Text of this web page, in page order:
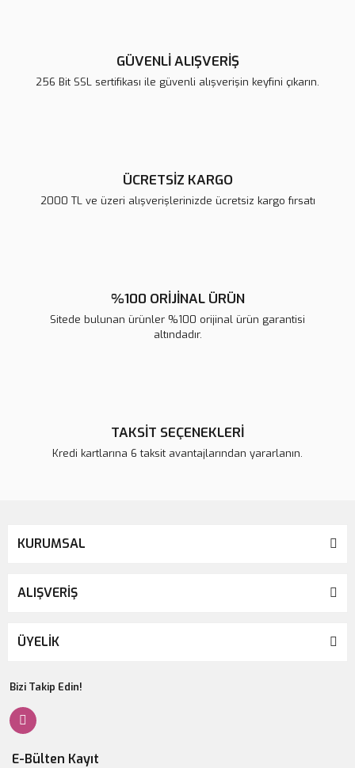
Ürün açıklamasında eksik bilgiler bulunuyor.
GÜVENLİ ALIŞVERİŞ
256 Bit SSL sertifikası ile güvenli alışverişin keyfini çıkarın.
ÜCRETSİZ KARGO
2000 TL ve üzeri alışverişlerinizde ücretsiz kargo fırsatı
%100 ORİJİNAL ÜRÜN
Sitede bulunan ürünler %100 orijinal ürün garantisi
altındadır.
TAKSİT SEÇENEKLERİ
Kredi kartlarına 6 taksit avantajlarından yararlanın.
KURUMSAL
ALIŞVERİŞ
ÜYELİK
Bizi Takip Edin!
E-Bülten Kayıt